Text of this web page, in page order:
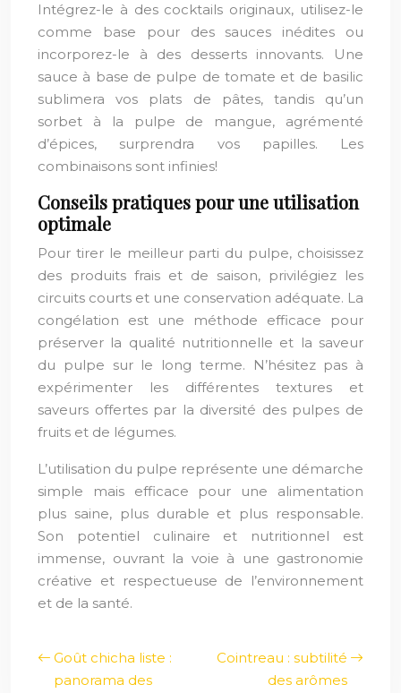
Intégrez-le à des cocktails originaux, utilisez-le
comme base pour des sauces inédites ou
incorporez-le à des desserts innovants. Une
sauce à base de pulpe de tomate et de basilic
sublimera vos plats de pâtes, tandis qu’un
sorbet à la pulpe de mangue, agrémenté
d’épices, surprendra vos papilles. Les
combinaisons sont infinies!
Conseils pratiques pour une utilisation
optimale
Pour tirer le meilleur parti du pulpe, choisissez
des produits frais et de saison, privilégiez les
circuits courts et une conservation adéquate. La
congélation est une méthode efficace pour
préserver la qualité nutritionnelle et la saveur
du pulpe sur le long terme. N’hésitez pas à
expérimenter les différentes textures et
saveurs offertes par la diversité des pulpes de
fruits et de légumes.
L’utilisation du pulpe représente une démarche
simple mais efficace pour une alimentation
plus saine, plus durable et plus responsable.
Son potentiel culinaire et nutritionnel est
immense, ouvrant la voie à une gastronomie
créative et respectueuse de l’environnement
et de la santé.
Goût chicha liste :
panorama des
Cointreau : subtilité
des arômes